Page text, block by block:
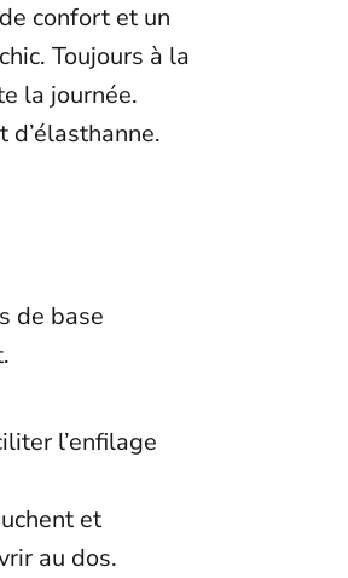
confort et un
Toujours à la
la journée.
de base
l’enfilage
et
au dos.